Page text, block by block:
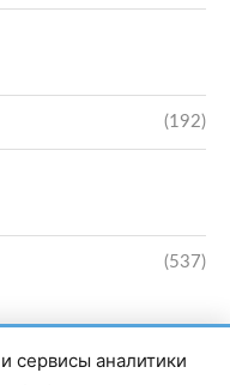
(192)
(537)
сервисы аналитики